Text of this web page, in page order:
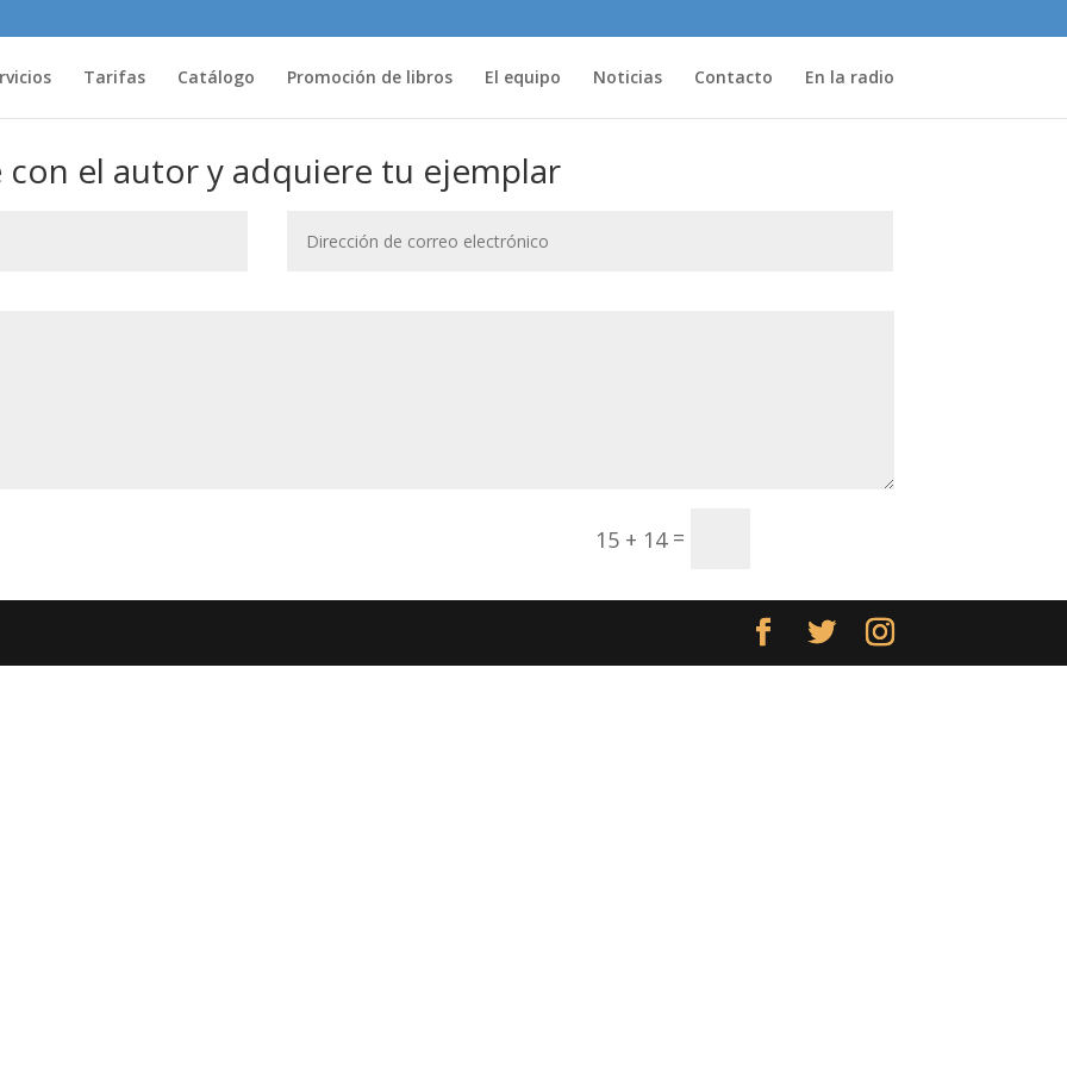
Tarifas Catálogo Promoción de libros El equipo Noticias Contacto En la radio
el autor y adquiere tu ejemplar
15 + 14=